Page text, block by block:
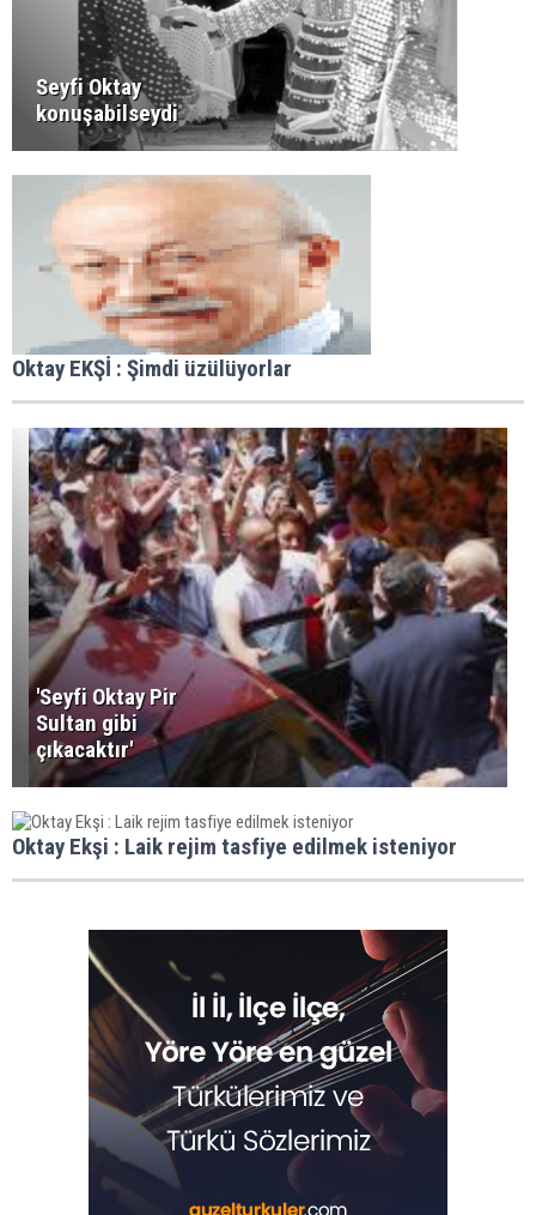
Seyfi Oktay
konuşabilseydi
Oktay EKŞİ : Şimdi üzülüyorlar
'Seyfi Oktay Pir
Sultan gibi
çıkacaktır'
Oktay Ekşi : Laik rejim tasfiye edilmek isteniyor